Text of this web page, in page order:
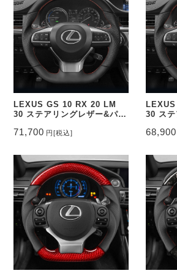
LEXUS GS 10 RX 20 LM
30 ステアリングレザー&パン
り CEEHOR-393_NAPO
71,700 円 [税込]
30 ステ
し
68,900